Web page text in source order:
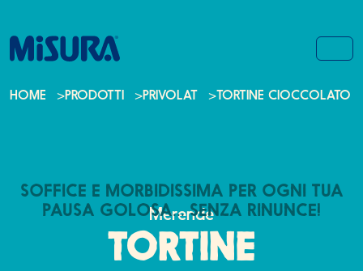
HOME >PRODOTTI >PRIVOLAT > TORTINE CIOCCOLATO
Merende
TORTINE
SOFFICE E MORBIDISSIMA PER OGNI TUA
PAUSA GOLOSA... SENZA RINUNCE!